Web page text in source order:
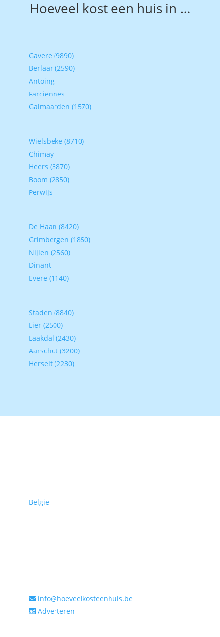
Hoeveel kost een huis in …
Gavere (9890)
Berlaar (2590)
Antoing
Farciennes
Galmaarden (1570)
Wielsbeke (8710)
Chimay
Heers (3870)
Boom (2850)
Perwijs
De Haan (8420)
Grimbergen (1850)
Nijlen (2560)
Dinant
Evere (1140)
Staden (8840)
Lier (2500)
Laakdal (2430)
Aarschot (3200)
Herselt (2230)
België
info@hoeveelkosteenhuis.be
Adverteren